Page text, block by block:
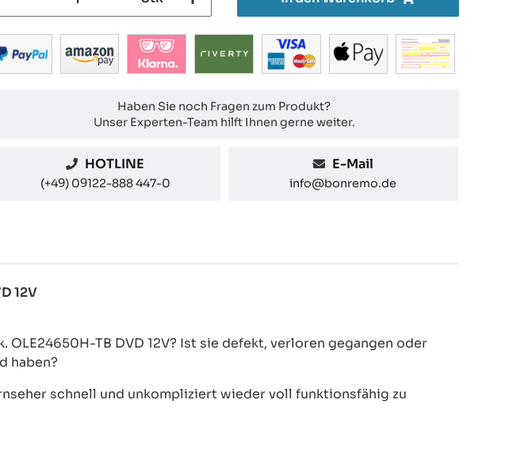
Haben Sie noch Fragen zum Produkt?
Unser Experten-Team hilft Ihnen gerne weiter.
HOTLINE
(+49) 09122-888 447-0
E-Mail
info@bonremo.de
12V
TB DVD 12V? Ist sie defekt, verloren gegangen oder
haben?
schnell und unkompliziert wieder voll funktionsfähig zu